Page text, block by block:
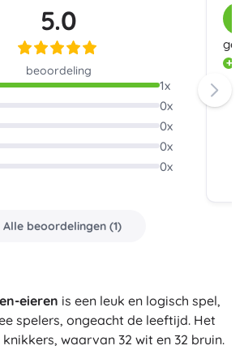
5.0
beoordeling
1x
0x
0x
0x
0x
Alle beoordelingen (1)
eieren is een leuk en logisch spel,
spelers, ongeacht de leeftijd. Het
waarvan 32 wit en 32 bruin.